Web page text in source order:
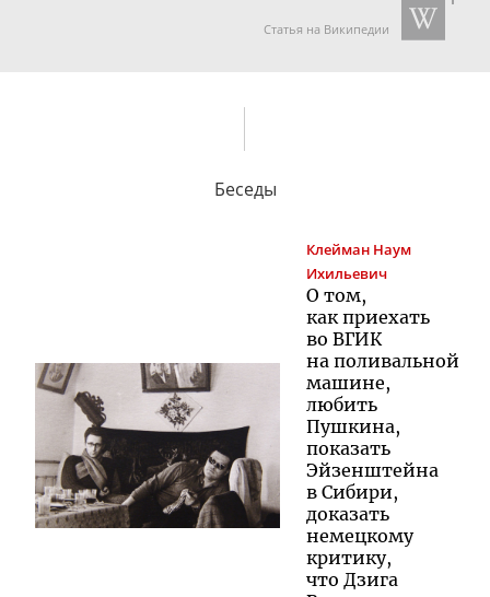
Статья на Википедии
Беседы
Клейман Наум
Ихильевич
О том,
как приехать
во ВГИК
на поливальной
машине,
любить
Пушкина,
показать
Эйзенштейна
в Сибири,
доказать
немецкому
критику,
что Дзига